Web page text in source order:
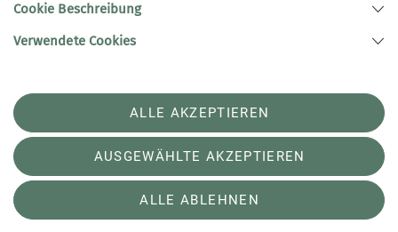
14482 Potsdam
Telefon +493315813250
Datenschutz-Einstellungen
Impressum
Cookie Beschreibung
Verwendete Cookies
ALLE AKZEPTIEREN
AUSGEWÄHLTE AKZEPTIEREN
ALLE ABLEHNEN